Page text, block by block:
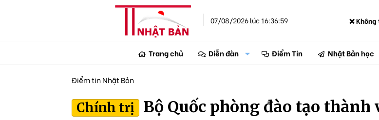
07/08/2026 lúc 16:36:59 ❌
Trang chủ Diễn đàn Điểm Tin Nhật Bản học
Điểm tin Nhật Bản
Chính trị
Bộ Quốc phòng đào tạo thành